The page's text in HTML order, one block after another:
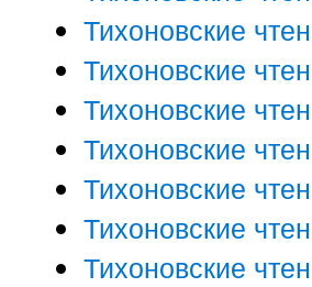
Тихоновские
Тихоновские
Тихоновские
Тихоновские
Тихоновские
Тихоновские
Тихоновские